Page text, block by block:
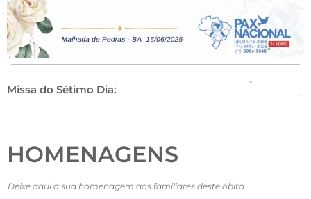
Missa do Sétimo Dia:
HOMENAGENS
Deixe aqui a sua homenagem aos familiares deste óbito.